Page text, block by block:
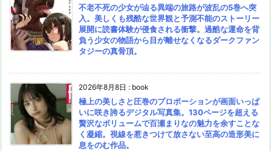
不老不死の少女が辿る異端の旅路が波乱の5巻へ突
入。美しくも残酷な世界観と予測不能のストーリー
展開に読書体験が侵食される衝撃。過酷な運命を背
負う少女の物語から目が離せなくなるダークファン
タジーの真骨頂。
2026年8月8日 : book
極上の美しさと圧巻のプロポーションが画面いっぱ
いに咲き誇るデジタル写真集。130ページを超える
贅沢なボリュームで百瀬まりなの魅力を余すことな
く凝縮。視線を惹きつけて放さない至高の造形美に
息をのむ作品。